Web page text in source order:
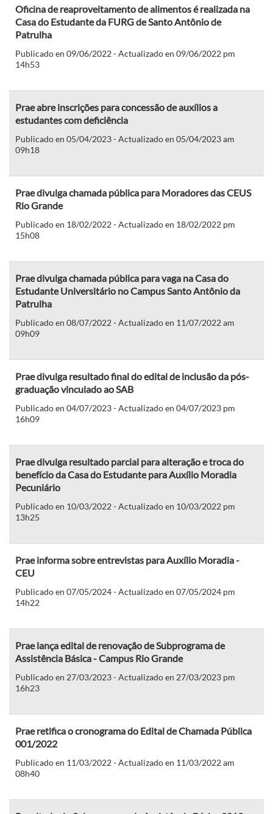
Oficina de reaproveitamento de alimentos é realizada na
Casa do Estudante da FURG de Santo Antônio de
Patrulha
Publicado en 09/06/2022 - Actualizado en 09/06/2022 pm
14h53
Prae abre inscrições para concessão de auxílios a
estudantes com deficiência
Publicado en 05/04/2023 - Actualizado en 05/04/2023 am
09h18
Prae divulga chamada pública para Moradores das CEUS
Rio Grande
Publicado en 18/02/2022 - Actualizado en 18/02/2022 pm
15h08
Prae divulga chamada pública para vaga na Casa do
Estudante Universitário no Campus Santo Antônio da
Patrulha
Publicado en 08/07/2022 - Actualizado en 11/07/2022 am
09h09
Prae divulga resultado final do edital de inclusão da pós-
graduação vinculado ao SAB
Publicado en 04/07/2023 - Actualizado en 04/07/2023 pm
16h09
Prae divulga resultado parcial para alteração e troca do
benefício da Casa do Estudante para Auxílio Moradia
Pecuniário
Publicado en 10/03/2022 - Actualizado en 10/03/2022 pm
13h25
Prae informa sobre entrevistas para Auxílio Moradia -
CEU
Publicado en 07/05/2024 - Actualizado en 07/05/2024 pm
14h22
Prae lança edital de renovação de Subprograma de
Assistência Básica - Campus Rio Grande
Publicado en 27/03/2023 - Actualizado en 27/03/2023 pm
16h23
Prae retifica o cronograma do Edital de Chamada Pública
001/2022
Publicado en 11/03/2022 - Actualizado en 11/03/2022 am
08h40